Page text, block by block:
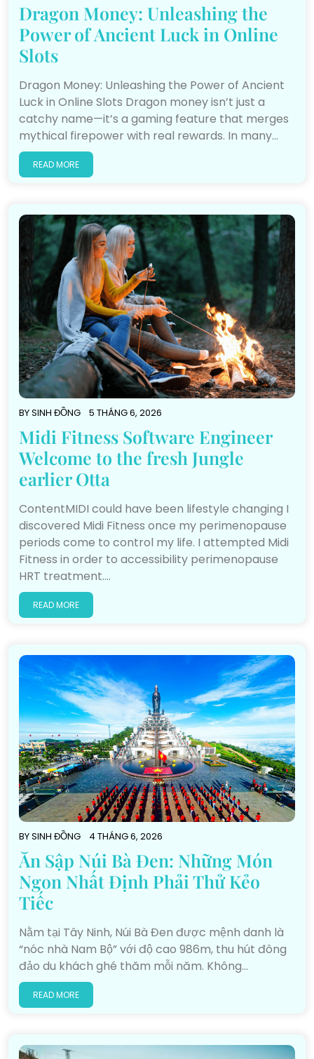
Dragon Money: Unleashing the
Power of Ancient Luck in Online
Slots
Dragon Money: Unleashing the Power of Ancient
Luck in Online Slots Dragon money isn’t just a
catchy name—it’s a gaming feature that merges
mythical firepower with real rewards. In many…
READ MORE
BYSINH ĐỒNG 5 THÁNG 6, 2026
Midi Fitness Software Engineer
Welcome to the fresh Jungle
earlier Otta
ContentMIDI could have been lifestyle changing I
discovered Midi Fitness once my perimenopause
periods come to control my life. I attempted Midi
Fitness in order to accessibility perimenopause
HRT treatment.…
READ MORE
BYSINH ĐỒNG 4 THÁNG 6, 2026
Ăn Sập Núi Bà Đen: Những Món
Ngon Nhất Định Phải Thử Kẻo
Tiếc
Nằm tại Tây Ninh, Núi Bà Đen được mệnh danh là
“nóc nhà Nam Bộ” với độ cao 986m, thu hút đông
đảo du khách ghé thăm mỗi năm. Không…
READ MORE